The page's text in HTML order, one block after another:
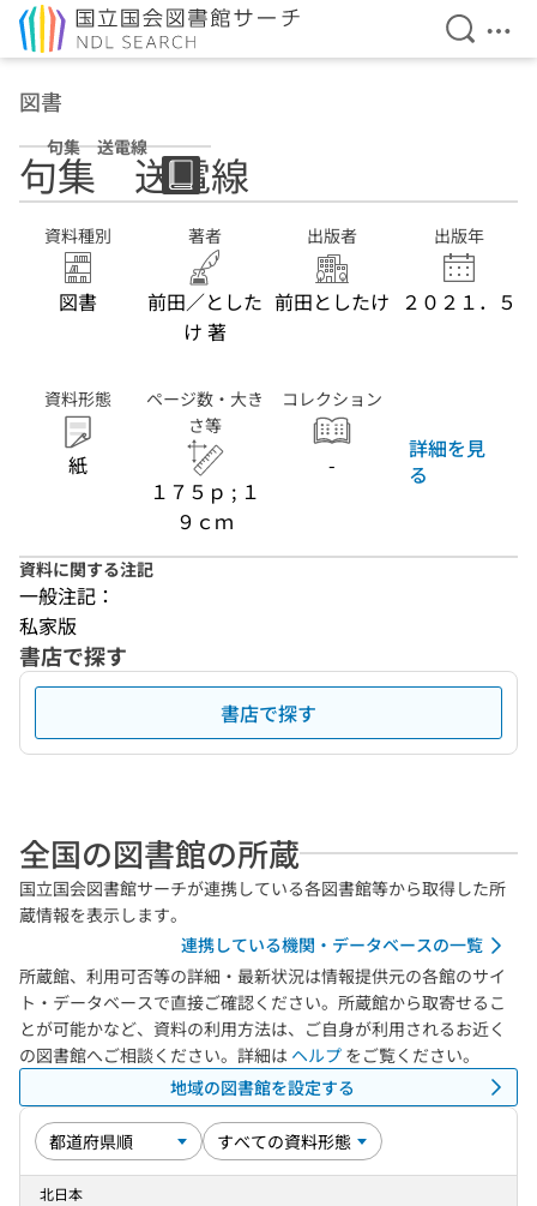
検索を
メ
図書
句集 送電線
句集 送電線
資料種別
図書
著者
前田／とした
け 著
出版者
前田としたけ
出版年
２０２１．５
資料形態
紙
ページ数・大き
さ等
１７５ｐ ; １
９ｃｍ
コレクション
-
詳細を見
る
資料に関する注記
一般注記：
私家版
書店で探す
書店で探す
全国の図書館の所蔵
国立国会図書館サーチが連携している各図書館等から取得した所
蔵情報を表示します。
連携している機関・データベースの一覧
所蔵館、利用可否等の詳細・最新状況は情報提供元の各館のサイ
ト・データベースで直接ご確認ください。所蔵館から取寄せるこ
とが可能かなど、資料の利用方法は、ご自身が利用されるお近く
の図書館へご相談ください。詳細は ヘルプ をご覧ください。
地域の図書館を設定する
北日本